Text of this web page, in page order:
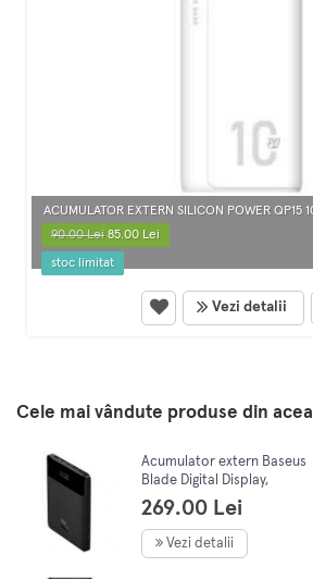
ACUMULATOR EXTERN SILICON POWER QP15
90.00 Lei85.00 Lei
stoc limitat
Vezi detalii
Cele mai vândute produse din
Acumulator extern Baseus
Blade Digital Display,
20000mAh, PD 100W, 5A,
ultra thin, 2xUSB, 2x SB Type-
C, Negru
269.00 Lei
Vezi detalii